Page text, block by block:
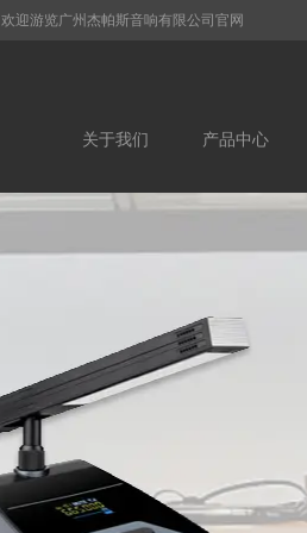
欢迎游览广州杰帕斯音响有限公司官网
关于我们 产品中心